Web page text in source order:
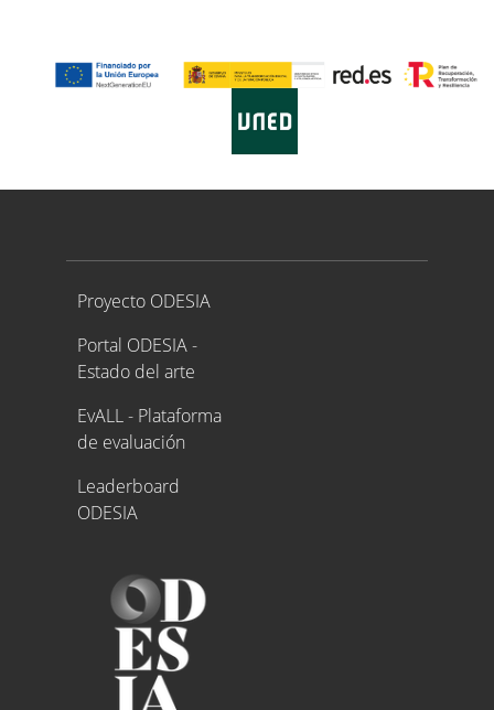
Proyecto ODESIA
Proyecto ODESIA
Portal ODESIA -
Estado del arte
EvALL - Plataforma
de evaluación
Leaderboard
ODESIA